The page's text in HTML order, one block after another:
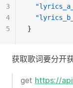
}
3
4
5
获取歌词要分开
get https://